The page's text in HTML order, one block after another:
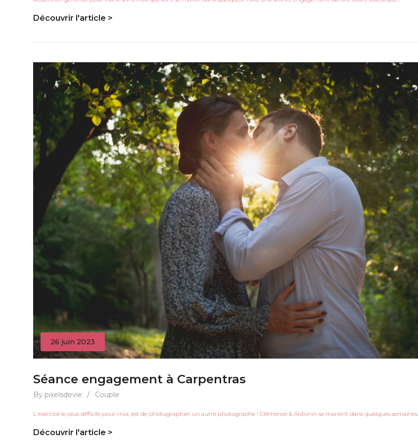
Découvrir l'article >
26 juin 2023
Séance engagement à Carpentras
By pixelsdevie / Couple
L'exercice le plus difficile pour moi, est de photographier un autre photographe ! Clémence & Antonin se marient dans quelques semaines...
Découvrir l'article >